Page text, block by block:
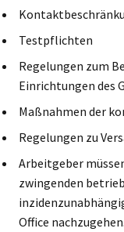
Testpflichten
Regelungen zum
Einrichtungen des
Maßnahmen der
Regelungen zu
Arbeitgeber
zwingenden
Office